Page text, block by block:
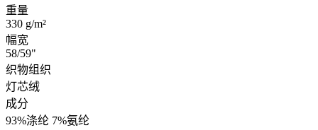
重量
330 g/m²
幅宽
58/59"
织物组织
灯芯绒
成分
93%涤纶 7%氨纶